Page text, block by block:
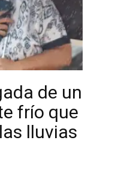
de un
frío que
lluvias